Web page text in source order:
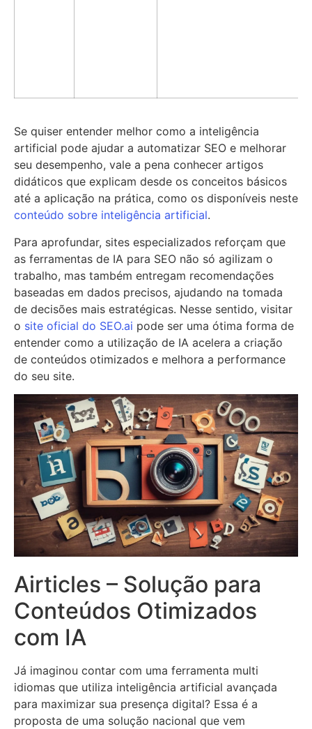
Se quiser entender melhor como a inteligência
artificial pode ajudar a automatizar SEO e melhorar
seu desempenho, vale a pena conhecer artigos
didáticos que explicam desde os conceitos básicos
até a aplicação na prática, como os disponíveis neste
conteúdo sobre inteligência artificial.
Para aprofundar, sites especializados reforçam que
as ferramentas de IA para SEO não só agilizam o
trabalho, mas também entregam recomendações
baseadas em dados precisos, ajudando na tomada
de decisões mais estratégicas. Nesse sentido, visitar
o site oficial do SEO.ai pode ser uma ótima forma de
entender como a utilização de IA acelera a criação
de conteúdos otimizados e melhora a performance
do seu site.
Airticles – Solução para
Conteúdos Otimizados
com IA
Já imaginou contar com uma ferramenta multi
idiomas que utiliza inteligência artificial avançada
para maximizar sua presença digital? Essa é a
proposta de uma solução nacional que vem